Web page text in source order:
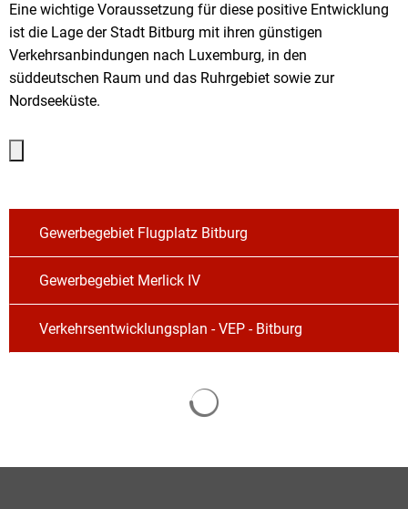
Eine wichtige Voraussetzung für diese positive Entwicklung
ist die Lage der Stadt Bitburg mit ihren günstigen
Verkehrsanbindungen nach Luxemburg, in den
süddeutschen Raum und das Ruhrgebiet sowie zur
Nordseeküste.
Gewerbegebiet Flugplatz Bitburg
Gewerbegebiet Merlick IV
Verkehrsentwicklungsplan - VEP - Bitburg